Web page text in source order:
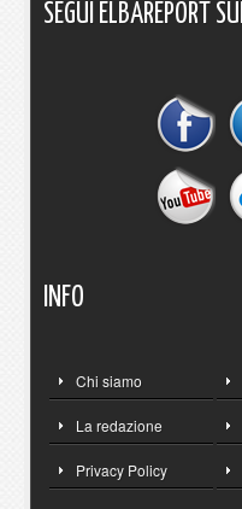
SEGUI ELBAREPORT SUI
INFO
Chi siamo
La redazione
Privacy Policy